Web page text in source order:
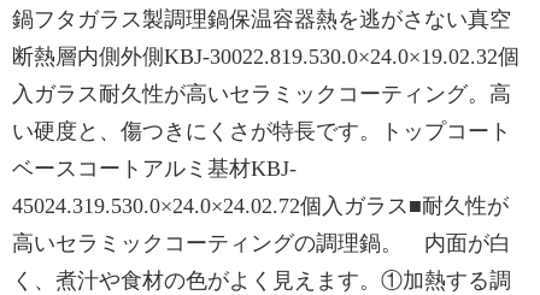
鍋フタガラス製調理鍋保温容器熱を逃がさない真空
断熱層内側外側KBJ-30022.819.530.0×24.0×19.02.32個
入ガラス耐久性が高いセラミックコーティング。高
い硬度と、傷つきにくさが特長です。トップコート
ベースコートアルミ基材KBJ-
45024.319.530.0×24.0×24.02.72個入ガラス■耐久性が
高いセラミックコーティングの調理鍋。 内面が白
く、煮汁や食材の色がよく見えます。①加熱する調